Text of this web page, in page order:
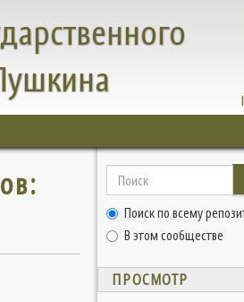
Поиск по всему
В этом сообществе
ПРОСМОТР